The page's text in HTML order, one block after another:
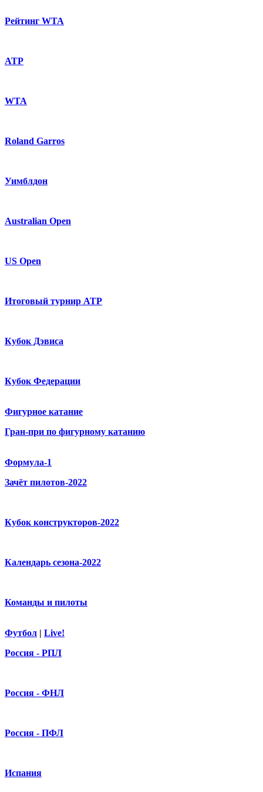
Рейтинг WTA
ATP
WTA
Roland Garros
Уимблдон
Australian Open
US Open
Итоговый турнир ATP
Кубок Дэвиса
Кубок Федерации
Фигурное катание
Гран-при по фигурному катанию
Формула-1
Зачёт пилотов-2022
Кубок конструкторов-2022
Календарь сезона-2022
Команды и пилоты
Футбол | Live!
Россия - РПЛ
Россия - ФНЛ
Россия - ПФЛ
Испания